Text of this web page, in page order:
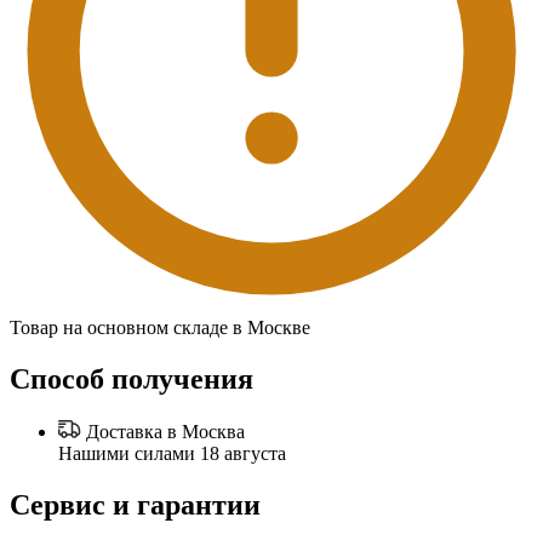
Товар на основном складе в Москве
Способ получения
Доставка в Москва
Нашими силами 18 августа
Сервис и гарантии